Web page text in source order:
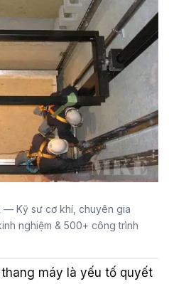
— Kỹ sư cơ khí, chuyên gia
nghiệm & 500+ công trình
máy là yếu tố quyết